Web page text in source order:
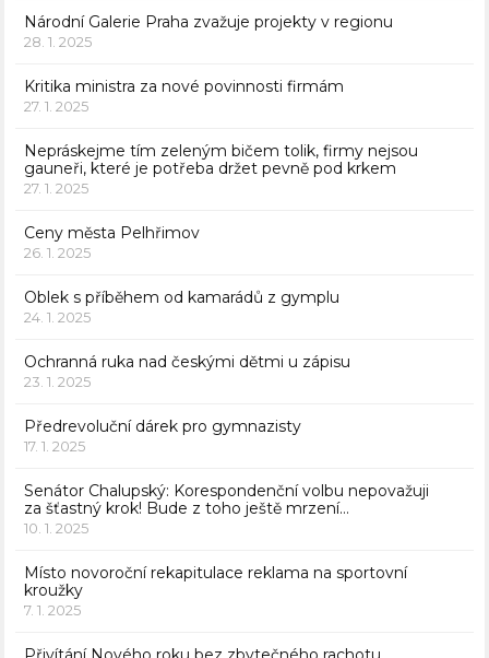
Národní Galerie Praha zvažuje projekty v regionu
28. 1. 2025
Kritika ministra za nové povinnosti firmám
27. 1. 2025
Nepráskejme tím zeleným bičem tolik, firmy nejsou
gauneři, které je potřeba držet pevně pod krkem
27. 1. 2025
Ceny města Pelhřimov
26. 1. 2025
Oblek s příběhem od kamarádů z gymplu
24. 1. 2025
Ochranná ruka nad českými dětmi u zápisu
23. 1. 2025
Předrevoluční dárek pro gymnazisty
17. 1. 2025
Senátor Chalupský: Korespondenční volbu nepovažuji
za šťastný krok! Bude z toho ještě mrzení…
10. 1. 2025
Místo novoroční rekapitulace reklama na sportovní
kroužky
7. 1. 2025